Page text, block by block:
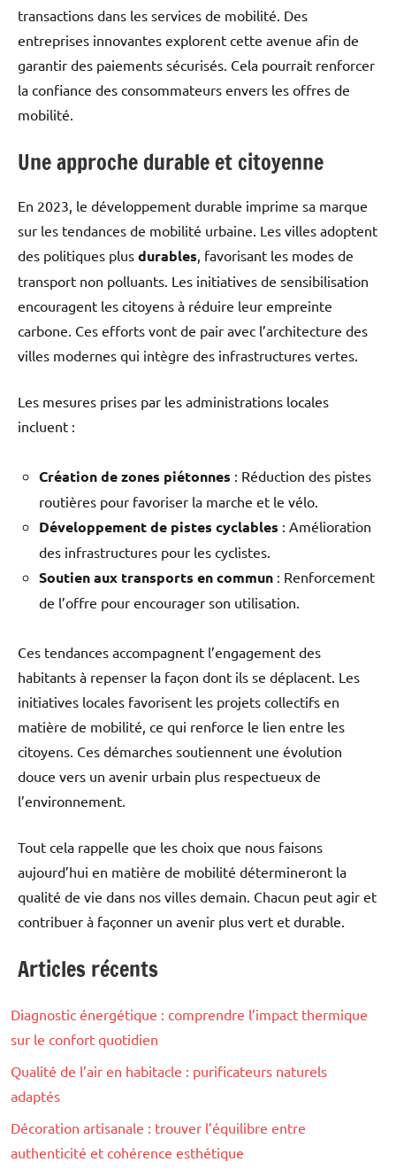
transactions dans les services de mobilité. Des
entreprises innovantes explorent cette avenue afin de
garantir des paiements sécurisés. Cela pourrait renforcer
la confiance des consommateurs envers les offres de
mobilité.
Une approche durable et citoyenne
En 2023, le développement durable imprime sa marque
sur les tendances de mobilité urbaine. Les villes adoptent
des politiques plus durables , favorisant les modes de
transport non polluants. Les initiatives de sensibilisation
encouragent les citoyens à réduire leur empreinte
carbone. Ces efforts vont de pair avec l’architecture des
villes modernes qui intègre des infrastructures vertes.
Les mesures prises par les administrations locales
incluent :
Création de zones piétonnes : Réduction des pistes
routières pour favoriser la marche et le vélo.
Développement de pistes cyclables : Amélioration
des infrastructures pour les cyclistes.
Soutien aux transports en commun : Renforcement
de l’offre pour encourager son utilisation.
Ces tendances accompagnent l’engagement des
habitants à repenser la façon dont ils se déplacent. Les
initiatives locales favorisent les projets collectifs en
matière de mobilité, ce qui renforce le lien entre les
citoyens. Ces démarches soutiennent une évolution
douce vers un avenir urbain plus respectueux de
l’environnement.
Tout cela rappelle que les choix que nous faisons
aujourd’hui en matière de mobilité détermineront la
qualité de vie dans nos villes demain. Chacun peut agir et
contribuer à façonner un avenir plus vert et durable.
Articles récents
Diagnostic énergétique : comprendre l’impact thermique
sur le confort quotidien
Qualité de l’air en habitacle : purificateurs naturels
adaptés
Décoration artisanale : trouver l’équilibre entre
authenticité et cohérence esthétique